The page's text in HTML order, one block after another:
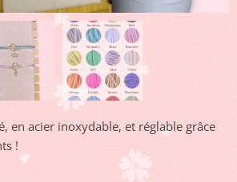
en acier inoxydable, et réglable grâce
!